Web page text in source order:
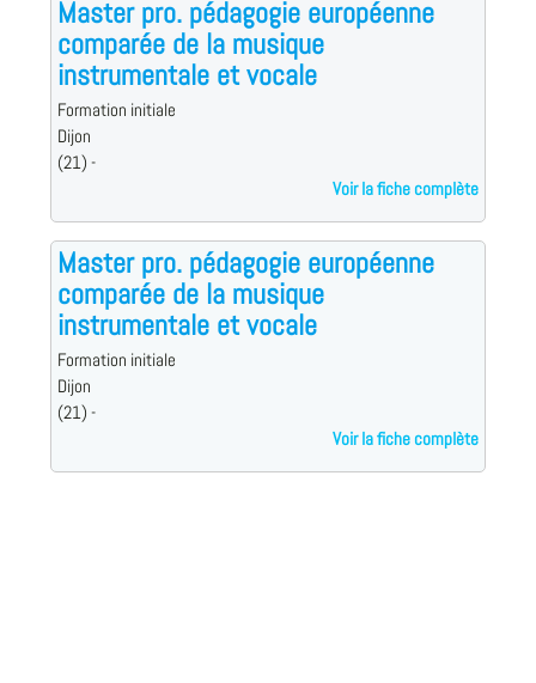
Master pro. pédagogie européenne
comparée de la musique
instrumentale et vocale
Formation initiale
Dijon
(21) -
Voir la fiche complète
Master pro. pédagogie européenne
comparée de la musique
instrumentale et vocale
Formation initiale
Dijon
(21) -
Voir la fiche complète